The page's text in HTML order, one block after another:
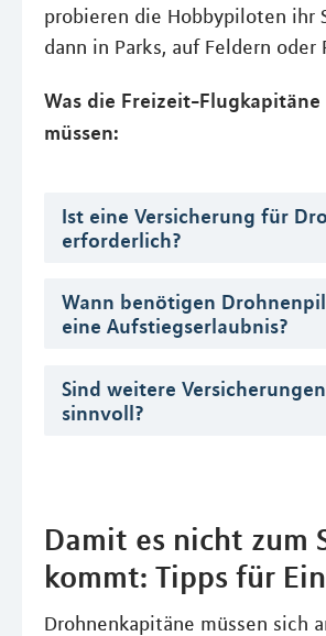
probieren die Hobbypiloten ihr
dann in Parks, auf Feldern oder
Was die Freizeit-Flugkapitäne
müssen:
Ist eine Versicherung für
erforderlich?
Wann benötigen
eine Aufstiegserlaubnis?
Sind weitere Versicherungen
sinnvoll?
Damit es nicht zum
kommt: Tipps für
Drohnenkapitäne müssen sich